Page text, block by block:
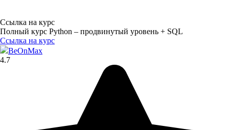
Ссылка на курс
Полный курс Python – продвинутый уровень + SQL
Ссылка на курс
BeOnMax
4.7